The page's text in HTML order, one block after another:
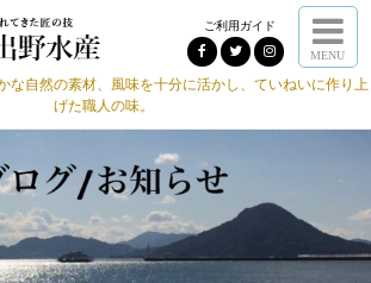
ご利用ガイド
MENU
な自然の素材、風味を十分に活かし、ていねいに作り上
げた職人の味。